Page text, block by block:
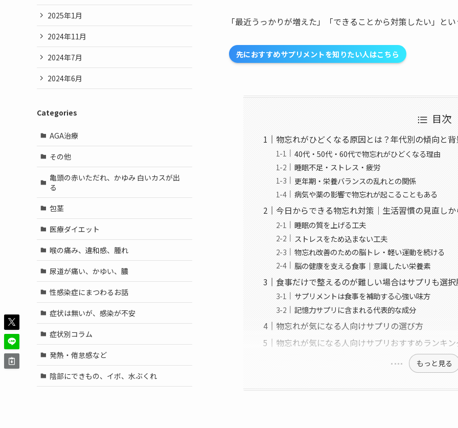
「最近うっかりが増えた」「できることから対策したい」と
先におすすめサプリメントを知りたい人はこちら
目次
物忘れがひどくなる原因とは？年代別の傾向と
40代・50代・60代で物忘れがひどくなる理由
睡眠不足・ストレス・疲労
更年期・栄養バランスの乱れとの関係
病気や薬の影響で物忘れが起こることもある
今日からできる物忘れ対策｜生活習慣の見直し
睡眠の質を上げる工夫
ストレスをため込まない工夫
物忘れ改善のための脳トレ・軽い運動を続ける
脳の健康を支える食事｜意識したい栄養素
食事だけで整えるのが難しい場合はサプリも選
サプリメントは食事を補助する心強い味方
記憶力サプリに含まれる代表的な成分
物忘れが気になる人向けサプリの選び方
物忘れが気になる人向けサプリおすすめランキ
もっと見る
2025年1月
2024年11月
2024年7月
2024年6月
Categories
AGA治療
その他
亀頭の赤いただれ、かゆみ 白いカスが出
る
包茎
医療ダイエット
喉の痛み、違和感、腫れ
尿道が痛い、かゆい、膿
性感染症にまつわるお話
症状は無いが、感染が不安
症状別コラム
発熱・倦怠感など
陰部にできもの、イボ、水ぶくれ